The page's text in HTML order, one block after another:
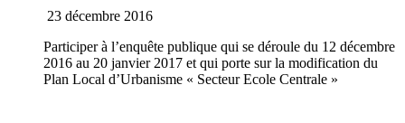
23 décembre 2016
Participer à l’enquête publique qui se déroule du 12 décembre
2016 au 20 janvier 2017 et qui porte sur la modification du
Plan Local d’Urbanisme « Secteur Ecole Centrale »